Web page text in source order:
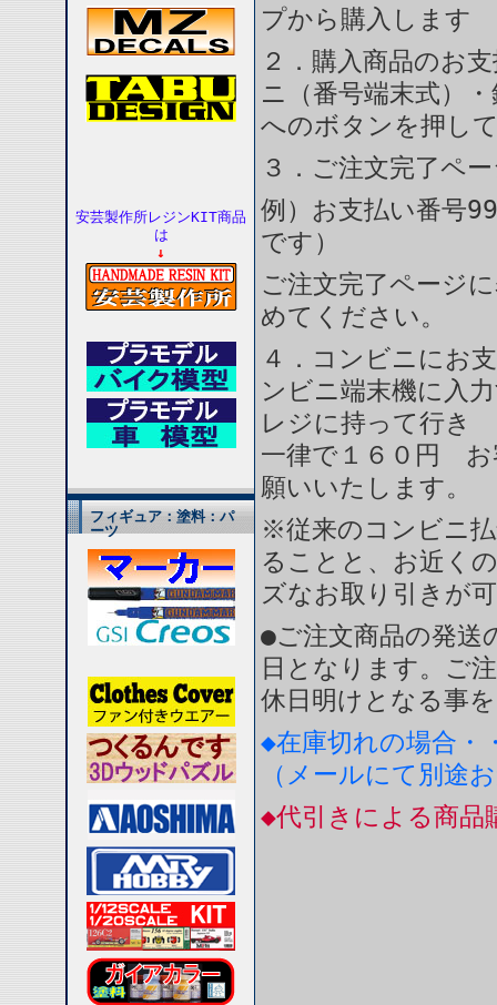
安芸製作所レジンKIT商品
は
↓
フィギュア：塗料：パ
ーツ
プから購入します
２．購入商品のお
ニ（番号端末式）
へのボタンを押し
３．ご注文完了ペ
例）お支払い番号
です）
ご注文完了ページ
めてください。
４．コンビニにお
ンビニ端末機に入
レジに持って行き
一律で１６０円 お
願いいたします。
※従来のコンビニ
ることと、お近く
ズなお取り引きが
●ご注文商品の発送
日となります。ご
休日明けとなる事
◆在庫切れの場合・
（メールにて別途
◆代引きによる商品